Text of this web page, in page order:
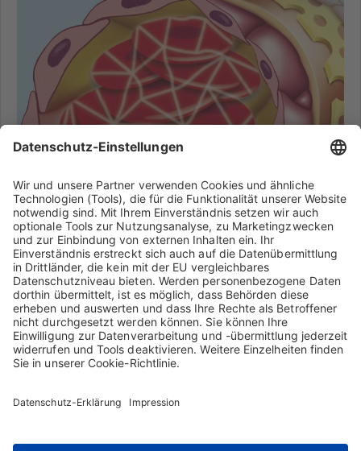
Intensivmedizin
Weitere Informationen
Home Kontakt Impressum Sitemap AGB